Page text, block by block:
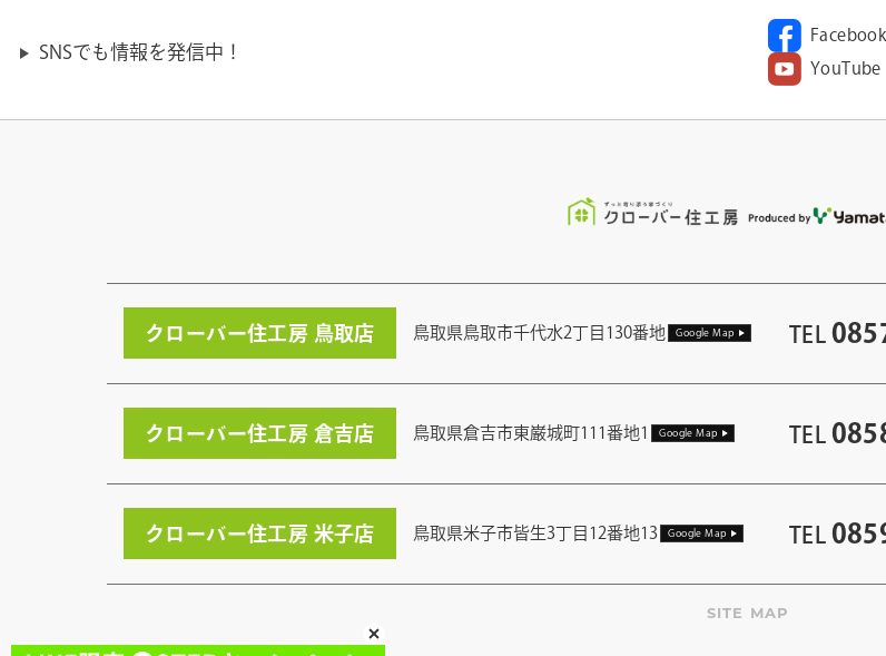
SNSでも情報を発信中！
Facebook
YouTube
クローバー住工房 鳥取店 鳥取県鳥取市千代水2丁目130番地 Google Map TEL
クローバー住工房 倉吉店 鳥取県倉吉市東巌城町111番地1 Google Map TEL
クローバー住工房 米子店 鳥取県米子市皆生3丁目12番地13 Google Map TEL
SITE MAP